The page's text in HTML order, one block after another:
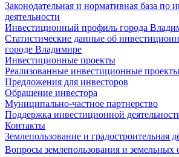
Законодательная и нормативная база по
деятельности
Инвестиционный профиль города
Статистические данные об
городе Владимире
Инвестиционные проекты
Реализованные инвестиционные проекты
Предложения для инвесторов
Обращение инвестора
Муниципально-частное партнерство
Поддержка инвестиционной
Контакты
Землепользование и градостроительная
Вопросы землепользования и земельных